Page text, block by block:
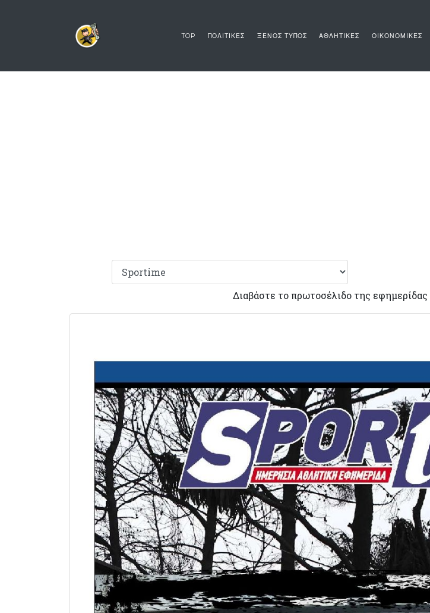
TOP ΠΟΛΙΤΙΚΕΣ ΞΕΝΟΣ ΤΥΠΟΣ ΑΘΛΗΤΙΚΕΣ ΟΙΚΟΝΟΜΙΚΕΣ
Διαβάστε το πρωτοσέλιδο της εφημερίδας